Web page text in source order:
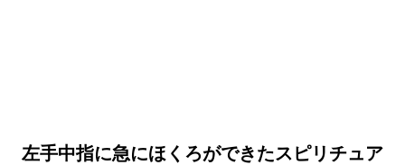
左手中指に急にほくろができたスピリチュア